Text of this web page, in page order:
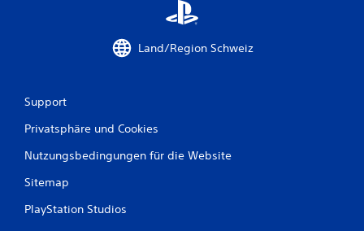
Land/Region Schweiz
Support
Privatsphäre und Cookies
Nutzungsbedingungen für die Website
Sitemap
PlayStation Studios